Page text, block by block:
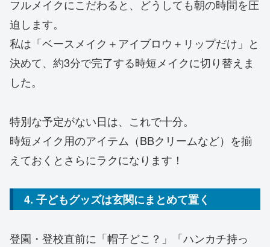
フルメイクにこだわると、どうしても朝の時間を圧
迫します。
私は「ベースメイク＋アイブロウ＋リップだけ」と
決めて、約3分で完了する時短メイクに切り替えま
した。
特別な予定がない日は、これで十分。
時短メイク用のアイテム（BBクリームなど）を揃
えておくとさらにラクになります！
4. 子どもグッズは玄関にまとめて置く
登園・登校直前に「帽子どこ？」「ハンカチ持っ